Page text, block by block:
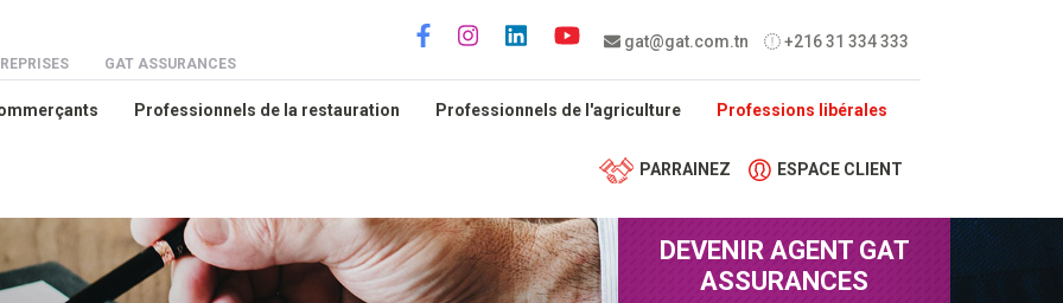
GAT ASSURANCES
gat@gat.com.tn +216 31 334 333
Social menu
Professionnels de la restauration Professionnels de l'agriculture Professions libérales
PARRAINEZ ESPACE CLIENT
DEVENIR AGENT GAT
ASSURANCES